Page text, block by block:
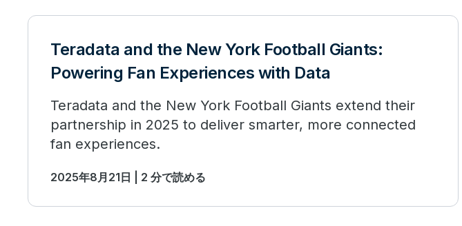
Teradata and the New York Football Giants:
Powering Fan Experiences with Data
Teradata and the New York Football Giants extend their
partnership in 2025 to deliver smarter, more connected
fan experiences.
2025年8月21日 | 2 分で読める